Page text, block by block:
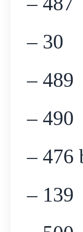
– 30
– 489
– 490
– 476
– 139